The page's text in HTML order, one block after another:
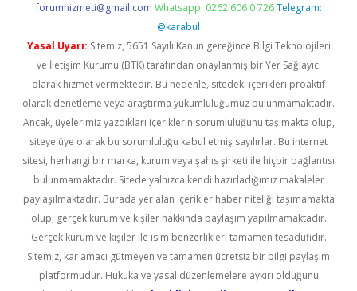
forumhizmeti@gmail.com Whatsapp: 0262 606 0 726 Telegram:
@karabul
Yasal Uyarı: Sitemiz, 5651 Sayılı Kanun gereğince Bilgi Teknolojileri
ve İletişim Kurumu (BTK) tarafından onaylanmış bir Yer Sağlayıcı
olarak hizmet vermektedir. Bu nedenle, sitedeki içerikleri proaktif
olarak denetleme veya araştırma yükümlülüğümüz bulunmamaktadır.
Ancak, üyelerimiz yazdıkları içeriklerin sorumluluğunu taşımakta olup,
siteye üye olarak bu sorumluluğu kabul etmiş sayılırlar. Bu internet
sitesi, herhangi bir marka, kurum veya şahıs şirketi ile hiçbir bağlantısı
bulunmamaktadır. Sitede yalnızca kendi hazırladığımız makaleler
paylaşılmaktadır. Burada yer alan içerikler haber niteliği taşımamakta
olup, gerçek kurum ve kişiler hakkında paylaşım yapılmamaktadır.
Gerçek kurum ve kişiler ile isim benzerlikleri tamamen tesadüfidir.
Sitemiz, kar amacı gütmeyen ve tamamen ücretsiz bir bilgi paylaşım
platformudur. Hukuka ve yasal düzenlemelere aykırı olduğunu